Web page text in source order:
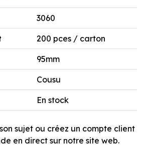
3060
200 pces / carton
95mm
Cousu
En stock
sujet ou créez un compte client
en direct sur notre site web.